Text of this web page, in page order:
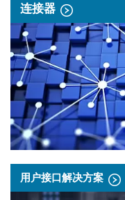
连接器
用户接口解决方案